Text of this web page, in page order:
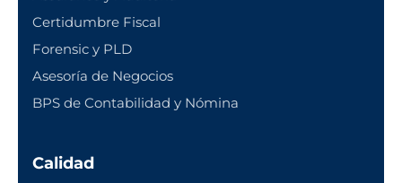
Certidumbre Fiscal
Forensic y PLD
Asesoría de Negocios
BPS de Contabilidad y Nómina
Calidad